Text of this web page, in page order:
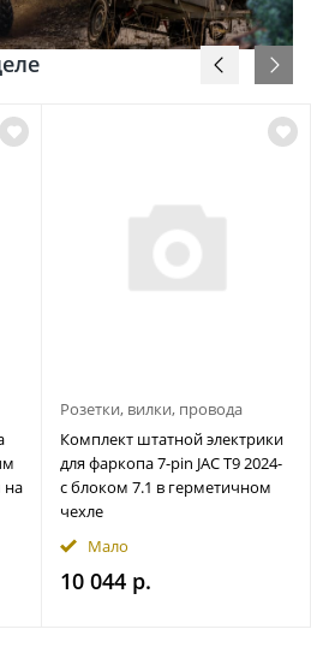
на
Розетки, вилки, провода
Комплект штатной электрики
для фаркопа 7-pin JAC T9 2024-
с блоком 7.1 в герметичном
чехле
Мало
10 044 р.